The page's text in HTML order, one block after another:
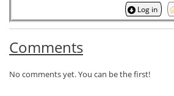
Log in
Comments
No comments yet. You can be the first!